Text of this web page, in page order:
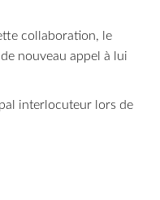
collaboration, le
nouveau appel à lui
interlocuteur lors de